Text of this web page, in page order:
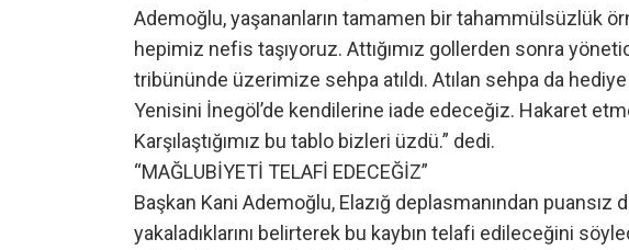
Ademoğlu, yaşananların tamamen bir tahammülsüzlük
hepimiz nefis taşıyoruz. Attığımız gollerden sonra
tribününde üzerimize sehpa atıldı. Atılan sehpa da
Yenisini İnegöl’de kendilerine iade edeceğiz. Hakaret
Karşılaştığımız bu tablo bizleri üzdü.” dedi.
“MAĞLUBİYETİ TELAFİ EDECEĞİZ”
Başkan Kani Ademoğlu, Elazığ deplasmanından
yakaladıklarını belirterek bu kaybın telafi edileceğini